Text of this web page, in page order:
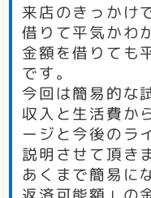
来店のきっかけ
借りて平気かわ
金額を借りても
です。
今回は簡易的な
収入と生活費か
ージと今後のラ
説明させて頂き
あくまで簡易に